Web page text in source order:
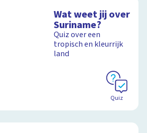
Wat weet jij over
Suriname?
Quiz over een
tropisch en kleurrijk
land
Quiz